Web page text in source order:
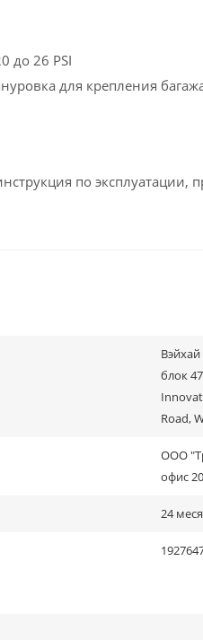
до 26 PSI
для крепления
по эксплуатации,
блок
Road,
ООО
офис
24